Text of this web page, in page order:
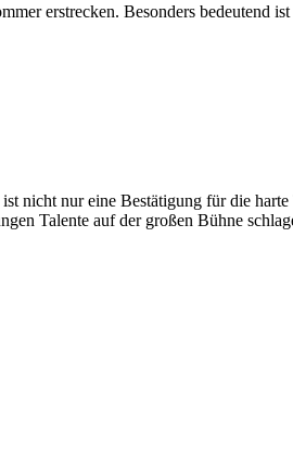
erstrecken. Besonders bedeutend
nur eine Bestätigung für die
Talente auf der großen Bühne